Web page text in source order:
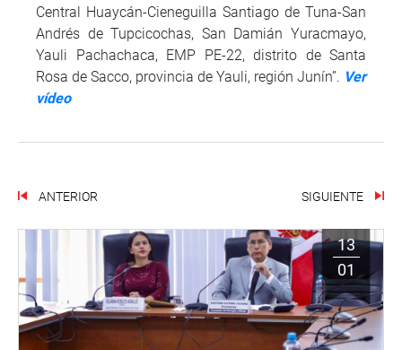
Central Huaycán-Cieneguilla Santiago de Tuna-San
Andrés de Tupcicochas, San Damián Yuracmayo,
Yauli Pachachaca, EMP PE-22, distrito de Santa
Rosa de Sacco, provincia de Yauli, región Junín”. Ver
vídeo
ANTERIOR SIGUIENTE
13
01